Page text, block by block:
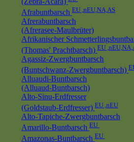
Afrabuntbarsch EU ,nEU,NA,AS
Afrerabuntbarsch
(Afrerasee-Maulbrüter)
Afrikanischer
(Thomas' Prachtbarsch) EU
Agassiz-Zwergbuntbarsch
(Buntschwanz-Zwergbuntbarsch)
Alluaudi-Buntbarsch
(Alluaud-Buntbarsch)
Alto-Sinu-Erdfresser
(Goldstaub-Erdfresser) EU ,nEU
Alto-Tapiche-Zwergbuntbarsch
Amarillo-Buntbarsch EU
Amazonas-Buntbarsch EU